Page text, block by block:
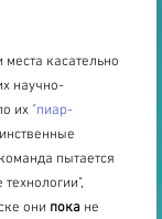
места касательно
научно-
их "пиар-
пытается
они пока не